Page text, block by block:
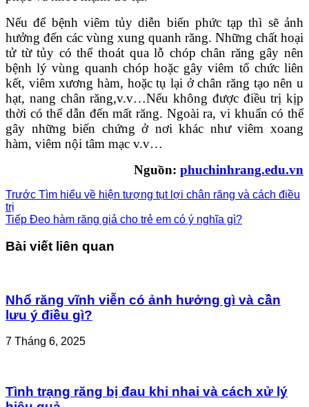
Nếu để bệnh viêm tủy diễn biến phức tạp thì sẽ ảnh
hưởng đến các vùng xung quanh răng. Những chất hoại
tử từ tủy có thể thoát qua lỗ chóp chân răng gây nên
bệnh lý vùng quanh chóp hoặc gây viêm tổ chức liên
kết, viêm xương hàm, hoặc tụ lại ở chân răng tạo nên u
hạt, nang chân răng,v.v…Nếu không được điều trị kịp
thời có thể dẫn đến mất răng. Ngoài ra, vi khuẩn có thể
gây những biến chứng ở nơi khác như viêm xoang
hàm, viêm nội tâm mạc v.v…
Nguồn: phuchinhrang.edu.vn
Trước Tìm hiểu về hiện tượng tụt lợi chân răng và cách điều
trị
Tiếp Đeo hàm răng giả cho trẻ em có ý nghĩa gì?
Bài viết liên quan
Nhổ răng vĩnh viễn có ảnh hưởng gì và cần
lưu ý điều gì?
7 Tháng 6, 2025
Tình trạng răng bị đau khi nhai và cách xử lý